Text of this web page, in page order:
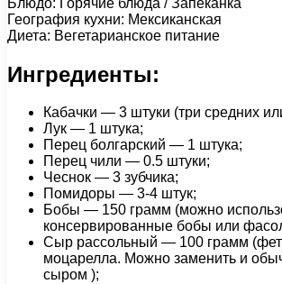
География кухни: Мексиканская
Диета: Вегетарианское питание
Ингредиенты:
Кабачки — 3 штуки (три средних
Лук — 1 штука;
Перец болгарский — 1 штука;
Перец чили — 0.5 штуки;
Чеснок — 3 зубчика;
Помидоры — 3-4 штук;
Бобы — 150 грамм (можно
консервированные бобы или
Сыр рассольный — 100 грамм
моцарелла. Можно заменить и
сыром );